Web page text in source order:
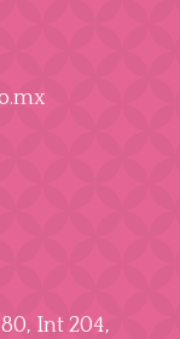
Int 204,